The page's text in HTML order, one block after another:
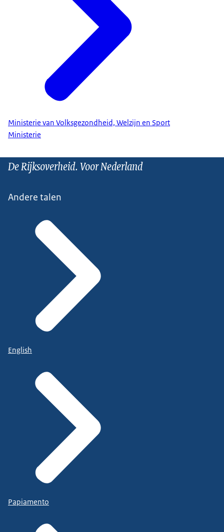
Ministerie van Volksgezondheid, Welzijn en Sport
Ministerie
De Rijksoverheid. Voor Nederland
Andere talen
English
Papiamento